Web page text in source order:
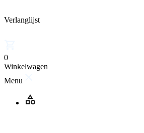
Verlanglijst
0
Winkelwagen
Menu